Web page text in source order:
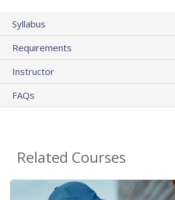
Syllabus
Requirements
Instructor
FAQs
Related Courses